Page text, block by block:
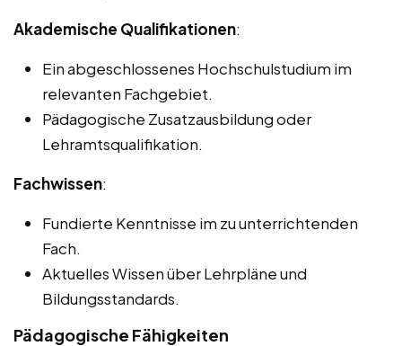
Akademische Qualifikationen:
Ein abgeschlossenes Hochschulstudium im
relevanten Fachgebiet.
Pädagogische Zusatzausbildung oder
Lehramtsqualifikation.
Fachwissen:
Fundierte Kenntnisse im zu unterrichtenden
Fach.
Aktuelles Wissen über Lehrpläne und
Bildungsstandards.
Pädagogische Fähigkeiten